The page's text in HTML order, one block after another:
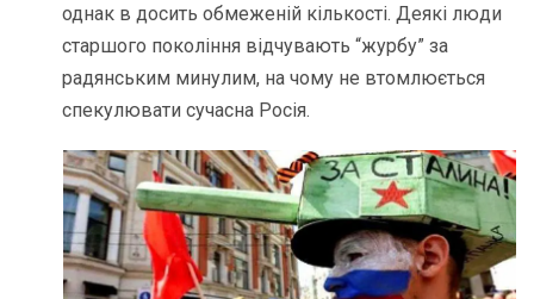
однак в досить обмеженій кількості. Деякі люди
старшого покоління відчувають “журбу” за
радянським минулим, на чому не втомлюється
спекулювати сучасна Росія.